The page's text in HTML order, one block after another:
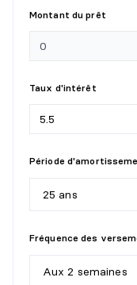
Sous-sol 1
Dimensions :
Revêtement :
SALLE FAMILIALE
Dimensions :17'3"
Détails :
Montant du prêt
Taux d'intérêt
Période
25 ans
Fréquence des
Aux 2 semaines